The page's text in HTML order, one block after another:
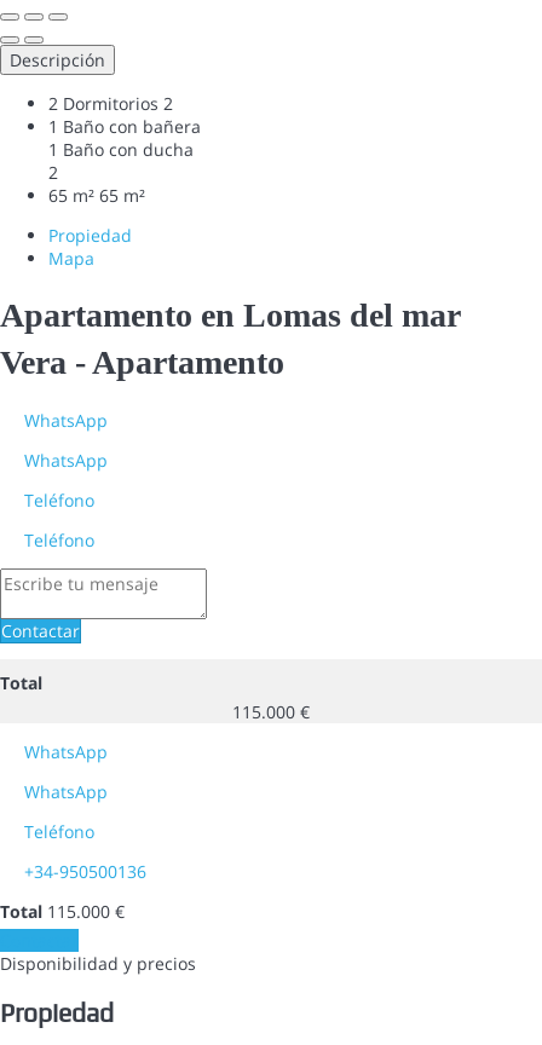
Descripción
2 Dormitorios 2
1 Baño con bañera
1 Baño con ducha
2
65 m² 65 m²
Propiedad
Mapa
Apartamento en Lomas del mar
Vera -Apartamento
WhatsApp
WhatsApp
Teléfono
Teléfono
Contactar
Total
115.000 €
WhatsApp
WhatsApp
Teléfono
+34-950500136
Total 115.000 €
Disponibilidad y precios
Propiedad